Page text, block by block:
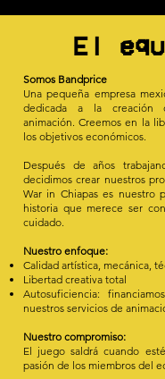
El
Somos Bandprice
Una pequeña empresa
dedicada a la creación
animación. Creemos en la
los objetivos económicos.
Después de años
decidimos crear nuestros
War in Chiapas es
historia que merece ser
cuidado.
Nuestro enfoque:
Calidad artística, mecánica,
Libertad creativa total
Autosuficiencia:
nuestros servicios de
Nuestro compromiso:
El juego saldrá cuando
pasión de los miembros del